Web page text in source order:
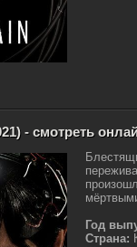
- смотреть
Год
Страна: